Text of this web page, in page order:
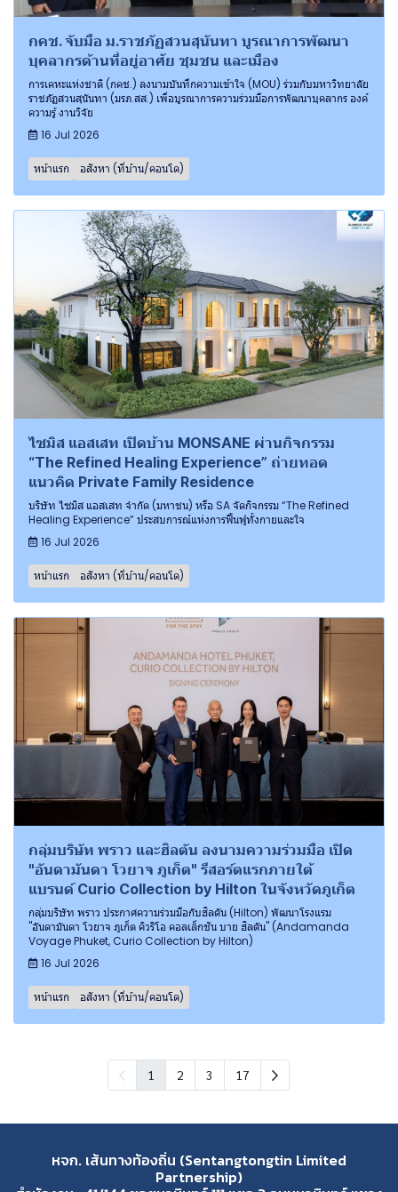
กคช. จับมือ ม.ราชภัฏสวนสุนันทา บูรณาการพัฒนา
บุคลากรด้านที่อยู่อาศัย ชุมชน และเมือง
การเคหะแห่งชาติ (กคช.) ลงนามบันทึกความเข้าใจ (MOU) ร่วมกับมหาวิทยาลัย
ราชภัฏสวนสุนันทา (มรภ.สส.) เพื่อบูรณาการความร่วมมือการพัฒนาบุคลากร องค์
ความรู้ งานวิจัย
16 Jul 2026
หน้าแรก อสังหา (ที่บ้าน/คอนโด)
ไซมิส แอสเสท เปิดบ้าน MONSANE ผ่านกิจกรรม
“The Refined Healing Experience” ถ่ายทอด
แนวคิด Private Family Residence
บริษัท ไซมิส แอสเสท จำกัด (มหาชน) หรือ SA จัดกิจกรรม “The Refined
Healing Experience” ประสบการณ์แห่งการฟื้นฟูทั้งกายและใจ
16 Jul 2026
หน้าแรก อสังหา (ที่บ้าน/คอนโด)
กลุ่มบริษัท พราว และฮิลตัน ลงนามความร่วมมือ เปิด
"อันดามันดา โวยาจ ภูเก็ต" รีสอร์ตแรกภายใต้
แบรนด์ Curio Collection by Hilton ในจังหวัดภูเก็ต
กลุ่มบริษัท พราว ประกาศความร่วมมือกับฮิลตัน (Hilton) พัฒนาโรงแรม
"อันดามันดา โวยาจ ภูเก็ต คิวริโอ คอลเล็กชัน บาย ฮิลตัน" (Andamanda
Voyage Phuket, Curio Collection by Hilton)
16 Jul 2026
หน้าแรก อสังหา (ที่บ้าน/คอนโด)
1 2 3 17
หจก. เส้นทางท้องถิ่น (Sentangtongtin Limited
Partnership)